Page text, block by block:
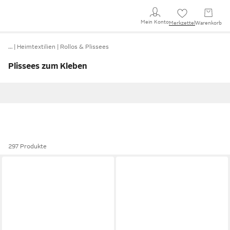
Mein KontoMerkzettel Warenkorb
… Heimtextilien Rollos & Plissees
Plissees zum Kleben
297 Produkte